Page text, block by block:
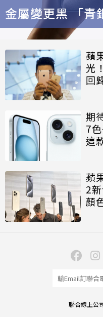
金屬變更黑 「青
有質感了
蘋
光
回
期
7
這
蘋
2
顏
聯合線上公